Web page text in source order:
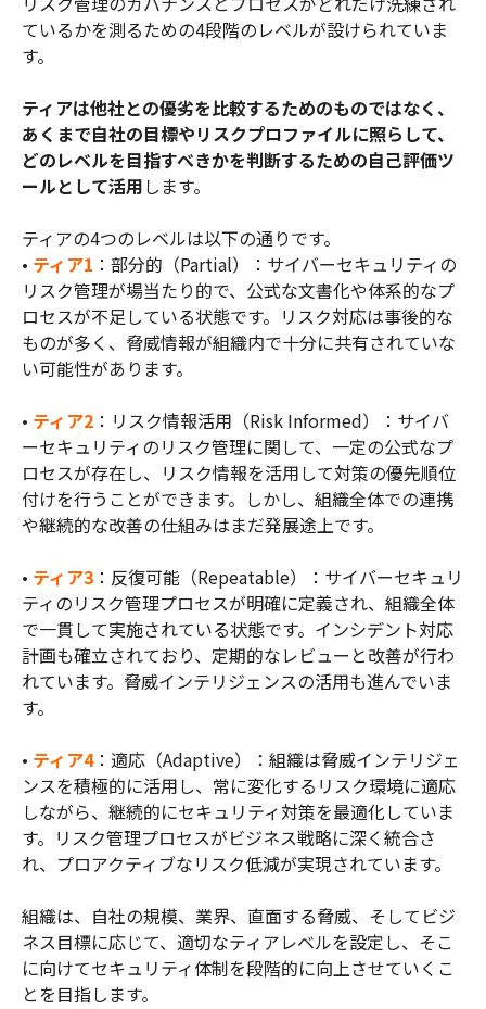
ているかを測るための4段階のレベルが設けられていま
す。
ティアは他社との優劣を比較するためのものではなく、
あくまで自社の目標やリスクプロファイルに照らして、
どのレベルを目指すべきかを判断するための自己評価ツ
ールとして活用します。
ティアの4つのレベルは以下の通りです。
• ティア1 ：部分的（Partial）：サイバーセキュリティの
リスク管理が場当たり的で、公式な文書化や体系的なプ
ロセスが不足している状態です。リスク対応は事後的な
ものが多く、脅威情報が組織内で十分に共有されていな
い可能性があります。
• ティア2 ：リスク情報活用（Risk Informed）：サイバ
ーセキュリティのリスク管理に関して、一定の公式なプ
ロセスが存在し、リスク情報を活用して対策の優先順位
付けを行うことができます。しかし、組織全体での連携
や継続的な改善の仕組みはまだ発展途上です。
• ティア3 ：反復可能（Repeatable）：サイバーセキュリ
ティのリスク管理プロセスが明確に定義され、組織全体
で一貫して実施されている状態です。インシデント対応
計画も確立されており、定期的なレビューと改善が行わ
れています。脅威インテリジェンスの活用も進んでいま
す。
• ティア4：適応（Adaptive）：組織は脅威インテリジェ
ンスを積極的に活用し、常に変化するリスク環境に適応
しながら、継続的にセキュリティ対策を最適化していま
す。リスク管理プロセスがビジネス戦略に深く統合さ
れ、プロアクティブなリスク低減が実現されています。
組織は、自社の規模、業界、直面する脅威、そしてビジ
ネス目標に応じて、適切なティアレベルを設定し、そこ
に向けてセキュリティ体制を段階的に向上させていくこ
とを目指します。